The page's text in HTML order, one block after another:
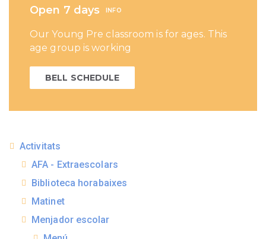
Open 7 days INFO
Our Young Pre classroom is for ages. This
age group is working
BELL SCHEDULE
Activitats
AFA - Extraescolars
Biblioteca horabaixes
Matinet
Menjador escolar